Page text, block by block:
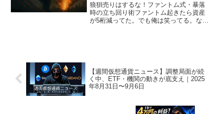
狼狽売りはするな！ファントム式・暴落
時の立ち回り術ファントム起きたら資産
が5桁減ってた。でも俺は笑ってる。なぜ
【週間仮想通貨ニュース】調整局面が続
く中、ETF・機関の動きが底支え｜2025
年8月31日〜9月6日